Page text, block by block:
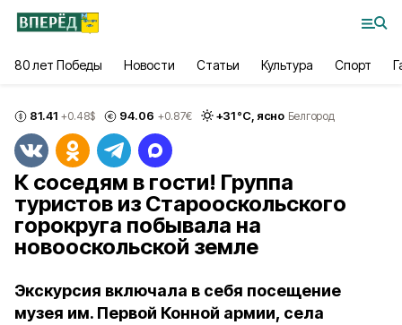
80 лет Победы Новости Статьи Культура Спорт
81.41 +0.48$ 94.06 +0.87€ +31°С, ясно Белгород
К соседям в гости! Группа
туристов из Старооскольского
горокруга побывала на
новооскольской земле
Экскурсия включала в себя посещение
музея им. Первой Конной армии, села